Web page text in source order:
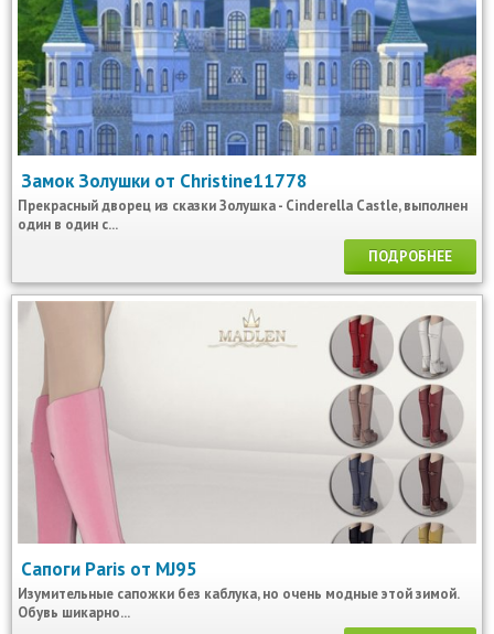
Замок Золушки от Christine11778
Прекрасный дворец из сказки Золушка - Cinderella Castle, выполнен
один в один с...
ПОДРОБНЕЕ
Сапоги Paris от MJ95
Изумительные сапожки без каблука, но очень модные этой зимой.
Обувь шикарно...